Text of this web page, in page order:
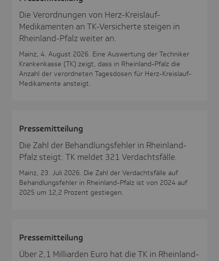
Die Verordnungen von Herz-Kreislauf-
Medikamenten an TK-Versicherte steigen in
Rheinland-Pfalz weiter an.
Mainz, 4. August 2026. Eine Auswertung der Techniker
Krankenkasse (TK) zeigt, dass in Rheinland-Pfalz die
Anzahl der verordneten Tagesdosen für Herz-Kreislauf-
Medikamente ansteigt.
Pres­se­mit­tei­lung
Die Zahl der Behandlungsfehler in Rheinland-
Pfalz steigt: TK meldet 321 Verdachtsfälle.
Mainz, 23. Juli 2026. Die Zahl der Verdachtsfälle auf
Behandlungsfehler in Rheinland-Pfalz ist von 2024 auf
2025 um 12,2 Prozent gestiegen.
Pres­se­mit­tei­lung
Über 2,1 Milliarden Euro hat die TK in Rheinland-